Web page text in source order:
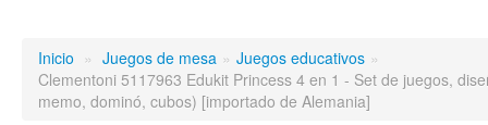
Inicio » Juegos de mesa » Juegos educativos »
Clementoni 5117963 Edukit Princess 4 en 1 - Set de juegos,
memo, dominó, cubos) [importado de Alemania]